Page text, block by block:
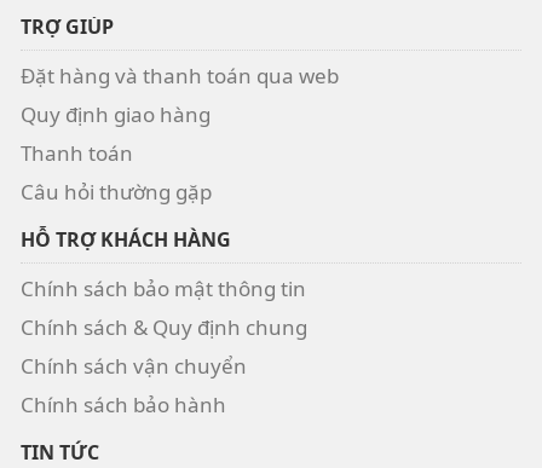
TRỢ GIÚP
Đặt hàng và thanh toán qua web
Quy định giao hàng
Thanh toán
Câu hỏi thường gặp
HỖ TRỢ KHÁCH HÀNG
Chính sách bảo mật thông tin
Chính sách & Quy định chung
Chính sách vận chuyển
Chính sách bảo hành
TIN TỨC